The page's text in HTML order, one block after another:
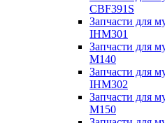
CBF391S
Запчасти для
IHM301
Запчасти для
M140
Запчасти для
IHM302
Запчасти для
M150